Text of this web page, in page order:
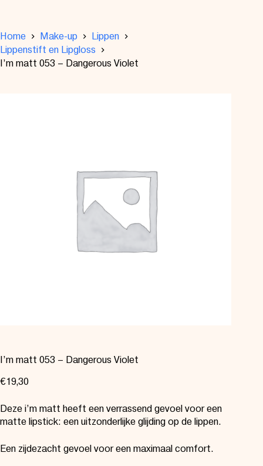
Home Make-up
Lippen
Lippenstift en Lipgloss
I’m matt 053 – Dangerous Violet
I’m matt 053 – Dangerous Violet
€19,30
Deze i’m matt heeft een verrassend gevoel voor een
matte lipstick: een uitzonderlijke glijding op de lippen.
Een zijdezacht gevoel voor een maximaal comfort.